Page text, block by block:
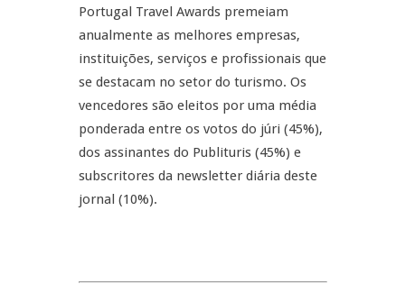
Portugal Travel Awards premeiam
anualmente as melhores empresas,
instituições, serviços e profissionais que
se destacam no setor do turismo. Os
vencedores são eleitos por uma média
ponderada entre os votos do júri (45%),
dos assinantes do Publituris (45%) e
subscritores da newsletter diária deste
jornal (10%).